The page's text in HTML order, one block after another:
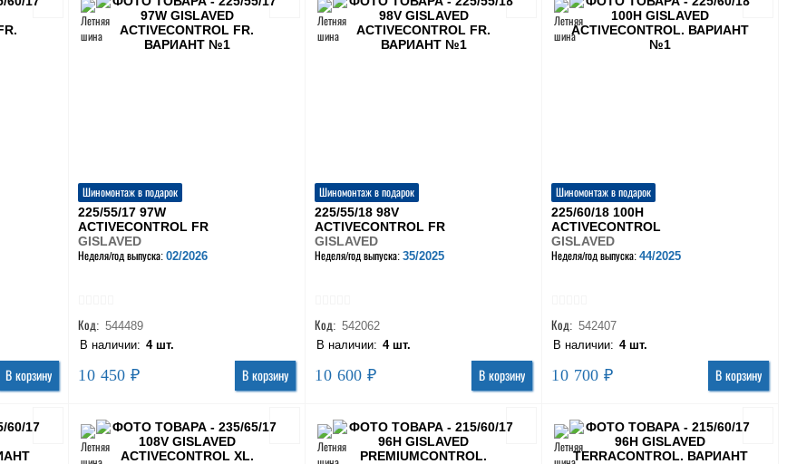
В корзину
Шиномонтаж в подарок
225/55/17 97W
ACTIVECONTROL FR
GISLAVED
Неделя/год выпуска:02/2026
Код: 544489
В наличии: 4 шт.
10 450 ₽ В корзину
Шиномонтаж в подарок
225/55/18 98V
ACTIVECONTROL FR
GISLAVED
Неделя/год выпуска:35/2025
Код: 542062
В наличии: 4 шт.
10 600 ₽ В корзину
Шиномонтаж в подарок
225/60/18 100H
ACTIVECONTROL
GISLAVED
Неделя/год выпуска:44/2025
Код: 542407
В наличии: 4 шт.
10 700 ₽ В корзину